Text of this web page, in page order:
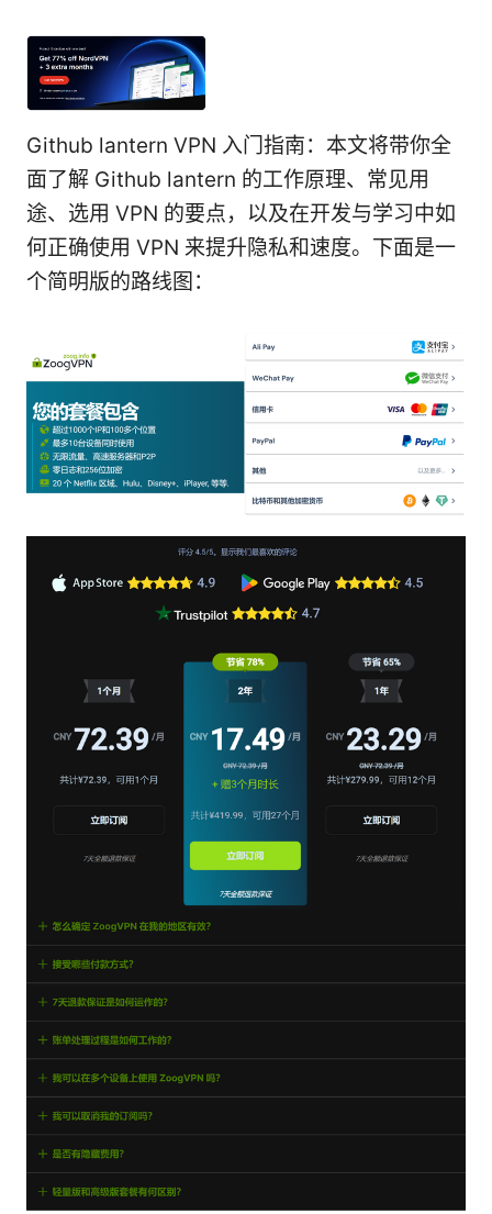
Github lantern VPN 入门指南：本文将带你全
面了解 Github lantern 的工作原理、常见用
途、选用 VPN 的要点，以及在开发与学习中如
何正确使用 VPN 来提升隐私和速度。下面是一
个简明版的路线图：